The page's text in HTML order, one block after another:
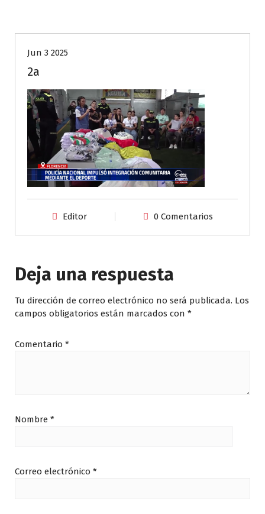
Jun 3 2025
2a
Editor 0 Comentarios
Deja una respuesta
Tu dirección de correo electrónico no será publicada. Los
campos obligatorios están marcados con *
Comentario *
Nombre *
Correo electrónico *